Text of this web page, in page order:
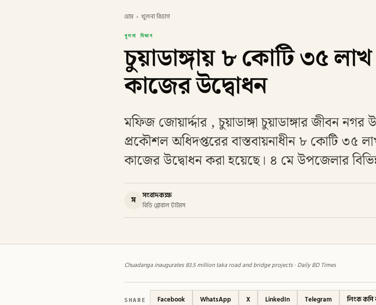
হোম › খুলনা বিভাগ
খুলনা বিভাগ
চুয়াডাঙ্গায় ৮ কোটি ৩৫
কাজের উদ্বোধন
মফিজ জোয়ার্দ্দার , চুয়াডাঙ্গা চুয়াডাঙ্গার জীবন
প্রকৌশল অধিদপ্তরের বাস্তবায়নাধীন ৮ কোটি ৩৫
কাজের উদ্বোধন করা হয়েছে। ৪ মে উপজেলার
স সংবাদকক্ষ
বিডি গ্লোবাল টাইমস
Chuadanga inaugurates 83.5 million taka road and bridge projects · Daily BD Times
SHARE Facebook WhatsApp X LinkedIn Telegram লিংক